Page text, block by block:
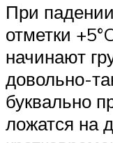
При
отметки
начинают
довольно-
буквально
ложатся на